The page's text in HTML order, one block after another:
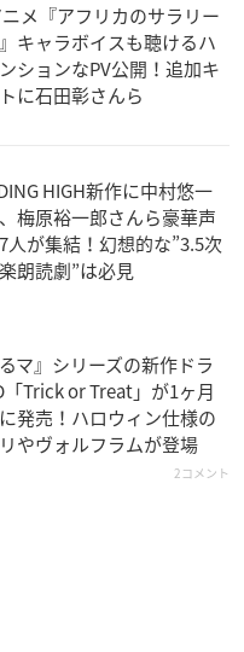
メ『アフリカのサラリー
キャラボイスも聴けるハ
ションなPV公開！追加キ
に石田彰さんら
HIGH新作に中村悠一
梅原裕一郎さんら豪華声
人が集結！幻想的な”3.5次
朗読劇”は必見
るマ』シリーズの新作ドラ
「Trick or Treat」が1ヶ月
発売！ハロウィン仕様の
やヴォルフラムが登場
2コメント